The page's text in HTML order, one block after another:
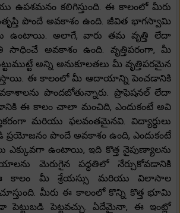
ఉపశమనం కలిగిస్తుంది. ఈ కాలంలో మీరు
పొందే అవకాశం ఉంది. జీవిత భాగస్వామి
ఉంటాయి. అలాగే, వారు తమ వృత్తి లేదా
సాధించే అవకాశం ఉంది. వృత్తిపరంగా, మీ
అన్ని అనుకూలతలు మీ వృత్తిపరమైన
ఈ కాలంలో మీ ఆదాయాన్ని పెంచడానికి
పొందబోతున్నారు. ప్రొఫెషనల్ లేదా
ఈ కాలం చాలా మంచిది, ఎందుకంటే అవి
మరియు ఫలవంతమైనవి. విద్యార్థులు
ప్రయోజనం పొందే అవకాశం ఉంది, ఎందుకంటే
ఎక్కువగా ఉంటాయి, ఇది కొత్త నైపుణ్యాలను
మెరుగైన పద్ధతిలో నేర్చుకోవడానికి
కాలం మీ శ్రేయస్సు మరియు విలాసాల
మీరు ఈ కాలంలో కొన్ని కొత్త భూమి
పెట్టుబడి పెట్టవచ్చు. ఏదేమైనా, ఈ ఇంట్లో